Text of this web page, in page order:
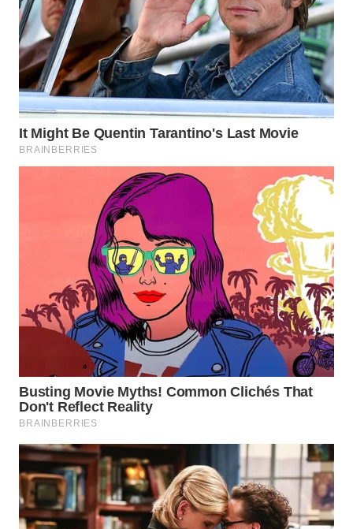
WN
INDRAMAYU
WN
KUNINGAN
WN
MAJALENGKA
WN
PURWAKARTA
PRIANGAN
TIMUR
WN
SEMARANG
WN
SOLO